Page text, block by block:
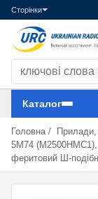
Сторінки
Пошук компонентів
Каталог
Головна / Прилади,
5М74 (М2500НМС1),
феритовий Ш-